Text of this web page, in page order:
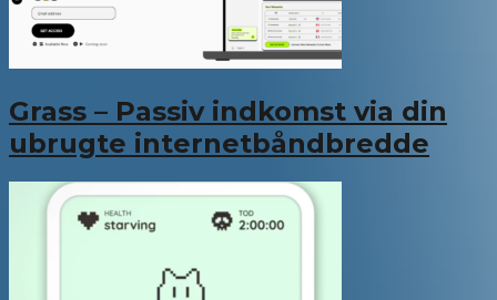
Grass – Passiv indkomst via din
ubrugte internetbåndbredde